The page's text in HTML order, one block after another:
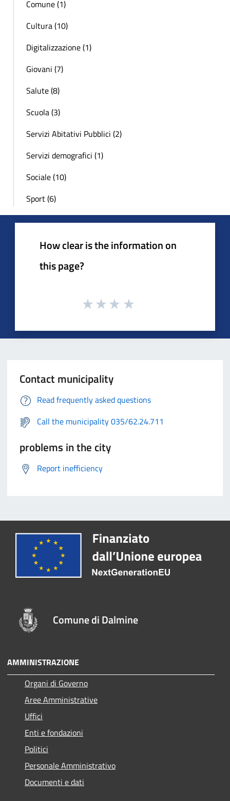
Comune (1)
Cultura (10)
Digitalizzazione (1)
Giovani (7)
Salute (8)
Scuola (3)
Servizi Abitativi Pubblici (2)
Servizi demografici (1)
Sociale (10)
Sport (6)
How clear is the information on
this page?
Contact municipality
Read frequently asked questions
Call the municipality 035/62.24.711
problems in the city
Report inefficiency
Comune di Dalmine
AMMINISTRAZIONE
Organi di Governo
Aree Amministrative
Uffici
Enti e fondazioni
Politici
Personale Amministrativo
Documenti e dati